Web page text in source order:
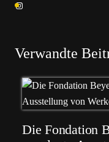
Verwandte
Die Fondation